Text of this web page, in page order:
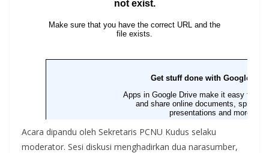
Acara dipandu oleh Sekretaris PCNU Kudus selaku
moderator. Sesi diskusi menghadirkan dua narasumber,